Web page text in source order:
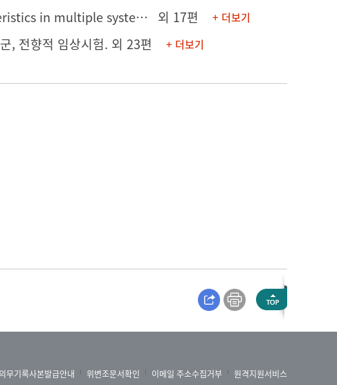
[의학포스터] Ethnicity-specific clinical and neuroimaging characteristics in multiple system atrophy 외 17편 + 더보기
, 전향적 임상시험. 외 23편 + 더보기
무기록사본발급안내 위변조문서확인 이메일 주소수집거부 원격지원서비스